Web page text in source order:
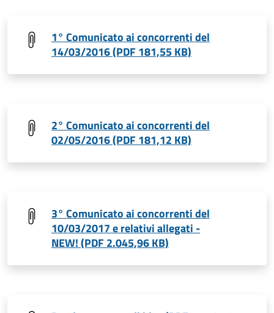
1° Comunicato ai concorrenti del
14/03/2016 (PDF 181,55 KB)
2° Comunicato ai concorrenti del
02/05/2016 (PDF 181,12 KB)
3° Comunicato ai concorrenti del
10/03/2017 e relativi allegati -
NEW! (PDF 2.045,96 KB)